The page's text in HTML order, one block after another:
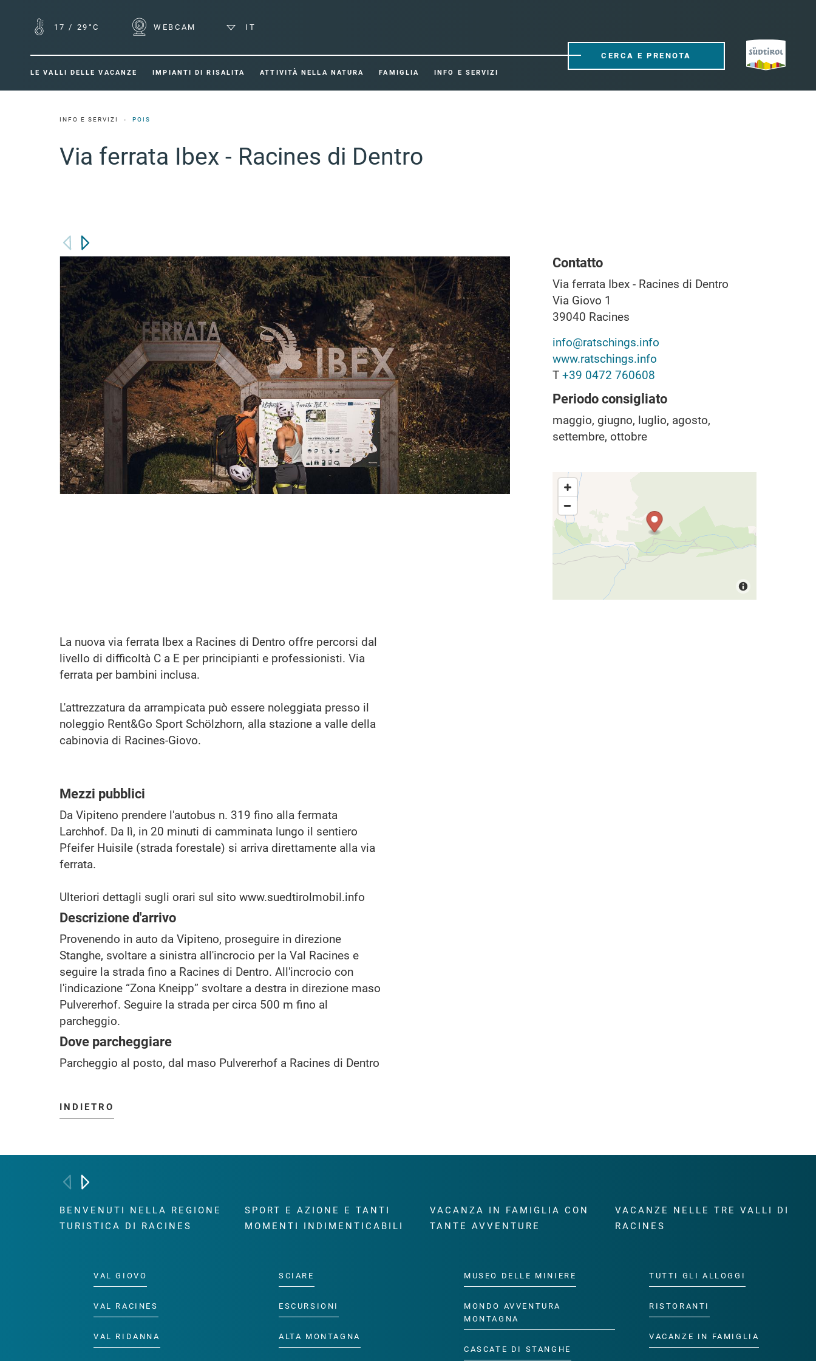
17 / 29°C WEBCAM IT
LE VALLI DELLE VACANZE IMPIANTI DI RISALITA ATTIVITÀ NELLA NATURA FAMIGLIA INFO E SERVIZI
CERCA E PRENOTA
INFO E SERVIZI POIS
Via ferrata Ibex - Racines di Dentro
Contatto
Via ferrata Ibex - Racines di Dentro
Via Giovo 1
39040 Racines
info@ratschings.info
www.ratschings.info
T +39 0472 760608
Periodo consigliato
maggio, giugno, luglio, agosto,
settembre, ottobre
La nuova via ferrata Ibex a Racines di Dentro offre percorsi dal
livello di difficoltà C a E per principianti e professionisti. Via
ferrata per bambini inclusa.
L'attrezzatura da arrampicata può essere noleggiata presso il
noleggio Rent&Go Sport Schölzhorn, alla stazione a valle della
cabinovia di Racines-Giovo.
Mezzi pubblici
Da Vipiteno prendere l'autobus n. 319 fino alla fermata
Larchhof. Da lì, in 20 minuti di camminata lungo il sentiero
Pfeifer Huisile (strada forestale) si arriva direttamente alla via
ferrata.
Ulteriori dettagli sugli orari sul sito www.suedtirolmobil.info
Descrizione d'arrivo
Provenendo in auto da Vipiteno, proseguire in direzione
Stanghe, svoltare a sinistra all'incrocio per la Val Racines e
seguire la strada fino a Racines di Dentro. All'incrocio con
l'indicazione “Zona Kneipp” svoltare a destra in direzione maso
Pulvererhof. Seguire la strada per circa 500 m fino al
parcheggio.
Dove parcheggiare
Parcheggio al posto, dal maso Pulvererhof a Racines di Dentro
INDIETRO
BENVENUTI NELLA REGIONE
TURISTICA DI RACINES
VAL GIOVO
VAL RACINES
VAL RIDANNA
SPORT E AZIONE E TANTI
MOMENTI INDIMENTICABILI
SCIARE
ESCURSIONI
ALTA MONTAGNA
VACANZA IN FAMIGLIA CON
TANTE AVVENTURE
MUSEO DELLE MINIERE
MONDO AVVENTURA
MONTAGNA
CASCATE DI STANGHE
VACANZE NELLE TRE VALLI DI
RACINES
TUTTI GLI ALLOGGI
RISTORANTI
VACANZE IN FAMIGLIA